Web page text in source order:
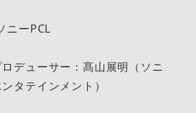
ニーPCL
デューサー：髙山展明（ソニ
タテインメント）